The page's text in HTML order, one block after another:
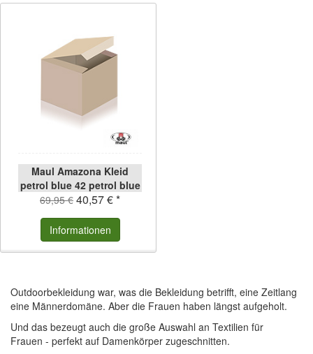
Maul Amazona Kleid
petrol blue 42 petrol blue
| 42
69,95 € 40,57 € *
Informationen
Outdoorbekleidung war, was die Bekleidung betrifft, eine Zeitlang
eine Männerdomäne. Aber die Frauen haben längst aufgeholt.
Und das bezeugt auch die große Auswahl an Textilien für
Frauen - perfekt auf Damenkörper zugeschnitten.